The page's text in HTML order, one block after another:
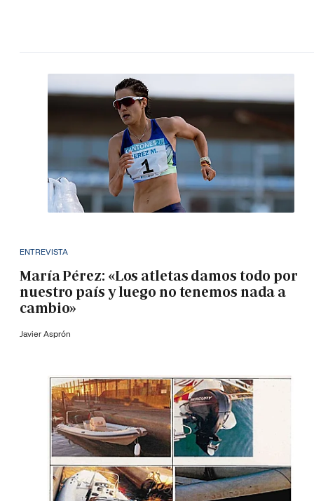
ENTREVISTA
María Pérez: «Los atletas damos todo por
nuestro país y luego no tenemos nada a
cambio»
Javier Asprón